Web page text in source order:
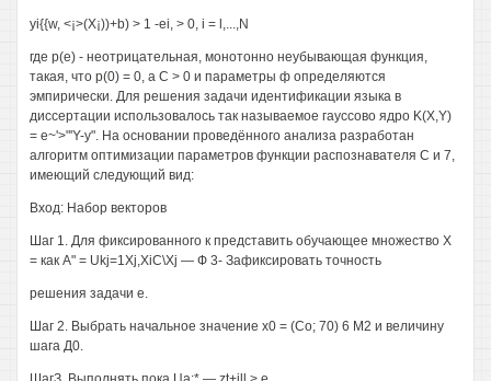
yi{{w, <¡>(X¡))+b) > 1 -ei, > 0, i = l,...,N
где p(e) - неотрицательная, монотонно неубывающая функция,
такая, что р(0) = 0, а С > 0 и параметры ф определяются
эмпирически. Для решения задачи идентификации языка в
диссертации использовалось так называемое гауссово ядро K(X,Y)
= e~'>"'Y-y". На основании проведённого анализа разработан
алгоритм оптимизации параметров функции распознавателя С и 7,
имеющий следующий вид:
Вход: Набор векторов
Шаг 1. Для фиксированного к представить обучающее множество X
= как А" = Ukj=1Xj,XiC\Xj — Ф 3- Зафиксировать точность
решения задачи е.
Шаг 2. Выбрать начальное значение х0 = (Со; 70) 6 М2 и величину
шага Д0.